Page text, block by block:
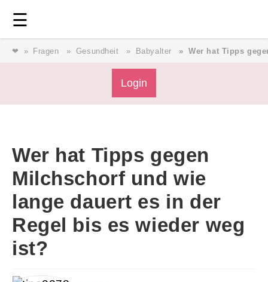
☰
❤ Fragen Gesundheit Babyalter Wer hat Tipps
Login
Wer hat Tipps gegen
Milchschorf und wie
lange dauert es in der
Regel bis es wieder weg
ist?
Magazin
Forum
Service
AGB & Impressum